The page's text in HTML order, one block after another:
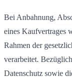
Bei Anbahnung,
eines Kaufvertrages
Rahmen der
verarbeitet.
Datenschutz sowie